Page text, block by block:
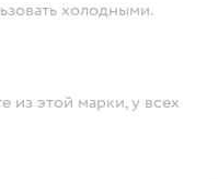
холодными.
из этой марки, у всех